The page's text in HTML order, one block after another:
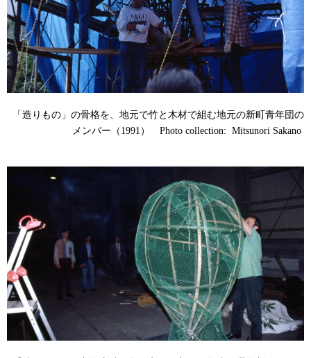
「造りもの」の骨格を、地元で竹と木材で組む地元の新町青年団の
メンバー（1991） Photo collection: Mitsunori Sakano